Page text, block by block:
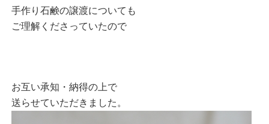
手作り石鹸の譲渡についても
ご理解くださっていたので
お互い承知・納得の上で
送らせていただきました。